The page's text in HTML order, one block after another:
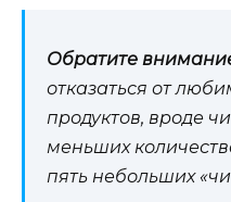
Обратите
отказаться от
продуктов, вроде
меньших
пять небольших